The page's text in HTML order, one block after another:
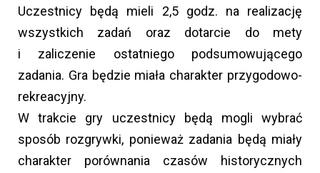
Uczestnicy będą mieli 2,5 godz. na realizację
wszystkich zadań oraz dotarcie do mety
i zaliczenie ostatniego podsumowującego
zadania. Gra będzie miała charakter przygodowo-
rekreacyjny.
W trakcie gry uczestnicy będą mogli wybrać
sposób rozgrywki, ponieważ zadania będą miały
charakter porównania czasów historycznych